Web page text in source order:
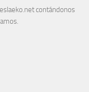
contándonos